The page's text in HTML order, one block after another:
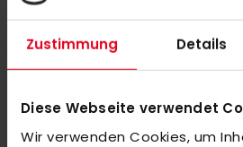
Zustimmung Details
Diese Webseite verwendet
Wir verwenden Cookies, um
DETAILS
MEHR INFORMATIONEN